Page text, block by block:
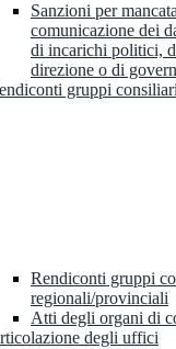
Sanzioni per
comunicazione dei
di incarichi politici,
direzione o di
gruppi
Rendiconti gruppi
regionali/provinciali
Atti degli organi di
degli uffici